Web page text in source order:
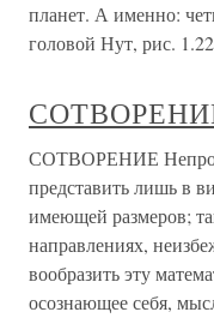
планет. А именно:
головой Нут, рис.
СОТВОРЕНИЕ
представить лишь в
имеющей размеров;
направлениях,
вообразить эту
осознающее себя,